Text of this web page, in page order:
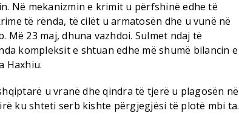
Në mekanizmin e krimit u përfshinë edhe të
të rënda, të cilët u armatosën dhe u vunë në
23 maj, dhuna vazhdoi. Sulmet ndaj të
kompleksit e shtuan edhe më shumë bilancin e
Haxhiu.
u vranë dhe qindra të tjerë u plagosën në
ku shteti serb kishte përgjegjësi të plotë mbi ta.